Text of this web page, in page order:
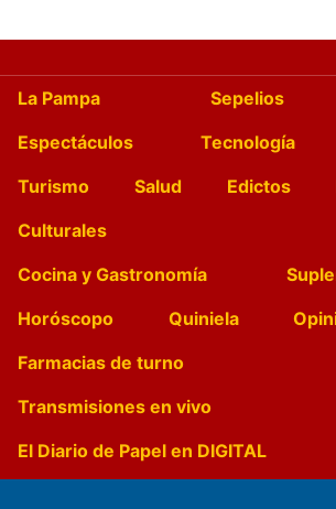
La Pampa Sepelios
Espectáculos
Tecnología
Turismo
Salud Edictos
Culturales
Cocina y Gastronomía
Horóscopo
Quiniela
Farmacias de turno
Transmisiones en vivo
El Diario de Papel en DIGITAL